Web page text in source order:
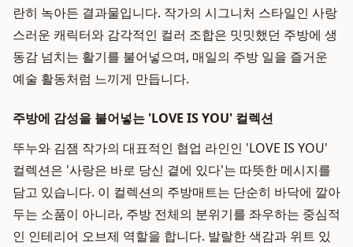
란히 녹아든 결과물입니다. 작가의 시그니처 스타일인 사랑
스러운 캐릭터와 감각적인 컬러 조합은 밋밋했던 주방에 생
동감 넘치는 활기를 불어넣으며, 매일의 주방 일을 즐거운
예술 활동처럼 느끼게 만듭니다.
주방에 감성을 불어넣는 'LOVE IS YOU' 컬렉션
뚜누와 김잼 작가의 대표적인 협업 라인인 'LOVE IS YOU'
컬렉션은 '사랑은 바로 당신 곁에 있다'는 따뜻한 메시지를
담고 있습니다. 이 컬렉션의 주방매트는 단순히 바닥에 깔아
두는 소품이 아니라, 주방 전체의 분위기를 좌우하는 중심적
인 인테리어 오브제 역할을 합니다. 발랄한 색감과 위트 있